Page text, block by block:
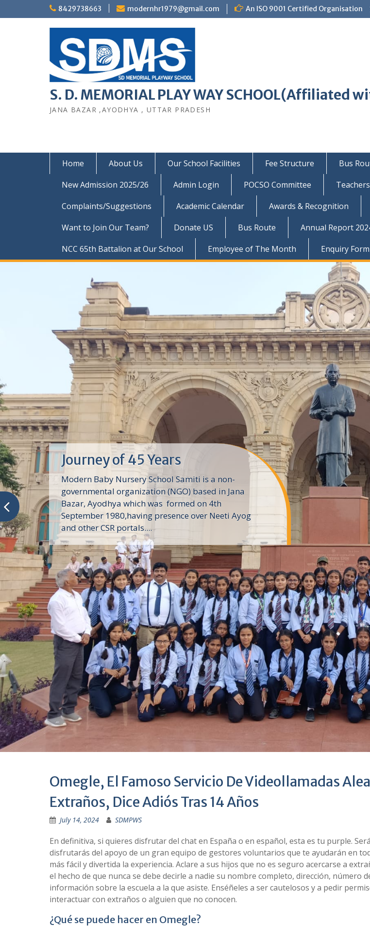
8429738663 modernhr1979@gmail.com An ISO 9001 Certified Organisation
S. D. MEMORIAL PLAY WAY SCHOOL(Affiliated
JANA BAZAR ,AYODHYA , UTTAR PRADESH
Home About Us Our School Facilities Fee Structure Bus
New Admission 2025/26
Admin Login POCSO Committee
Complaints/Suggestions
Academic Calendar Awards & Recognition
Want to Join Our Team?
Donate US Bus Route Annual Report
NCC 65th Battalion at Our School
Employee of The Month Enquiry Form
Journey of 45 Years
Modern Baby Nursery School Samiti is a non-
governmental organization (NGO) based in Jana
Bazar, Ayodhya which was formed on 4th
September 1980,having presence over Neeti Ayog
and other CSR portals....
Omegle, El Famoso Servicio De Videollamadas
Extraños, Dice Adiós Tras 14 Años
July 14, 2024 SDMPWS
En definitiva, si quieres disfrutar del chat en España o en español, esta es tu purple.
disfrutarás del apoyo de un gran equipo de gestores voluntarios que te ayudarán en
más fácil y divertida la experiencia. Aclare a sus hijos que no es seguro acercarse a
el hecho de que nunca se debe decirle a nadie su nombre completo, dirección, número
información sobre la escuela a la que asiste. Enséñeles a ser cautelosos y a pedir
interactuar con extraños o alguien que no conocen.
¿Qué se puede hacer en Omegle?